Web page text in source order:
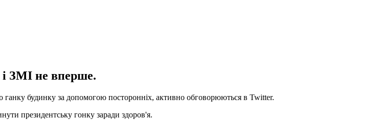
і ЗМІ не вперше.
будинку за допомогою посторонніх, активно обговорюються в Twitter.
президентську гонку заради здоров'я.